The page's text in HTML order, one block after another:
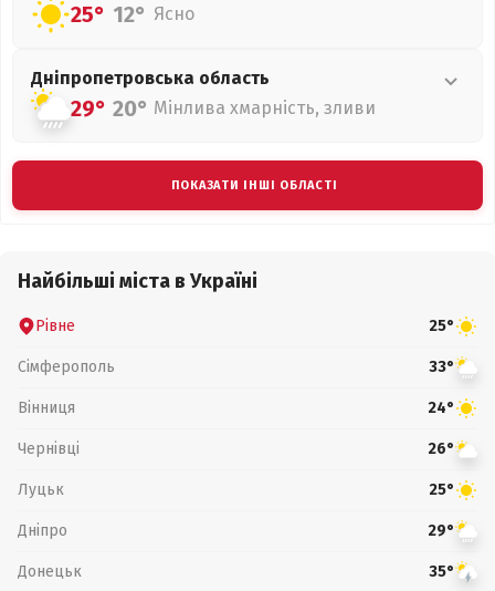
25° 12° Ясно
Дніпропетровська область
29° 20° Мінлива хмарність, зливи
ПОКАЗАТИ ІНШІ ОБЛАСТІ
Найбільші міста в Україні
Рівне 25°
Сімферополь 33°
Вінниця 24°
Чернівці 26°
Луцьк 25°
Дніпро 29°
Донецьк 35°